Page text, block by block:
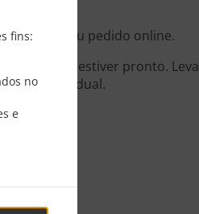
fins:
no
e
em ter seu pedido online.
quando estiver pronto. Leva
individual.